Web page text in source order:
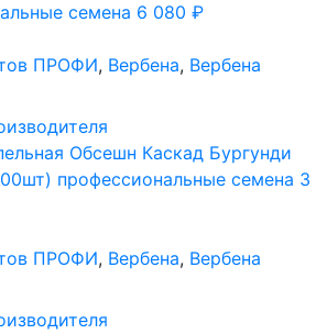
семена 6 080 ₽
ПРОФИ, Вербена, Вербена
Обсешн Каскад Бургунди
профессиональные семена 3
ПРОФИ, Вербена, Вербена